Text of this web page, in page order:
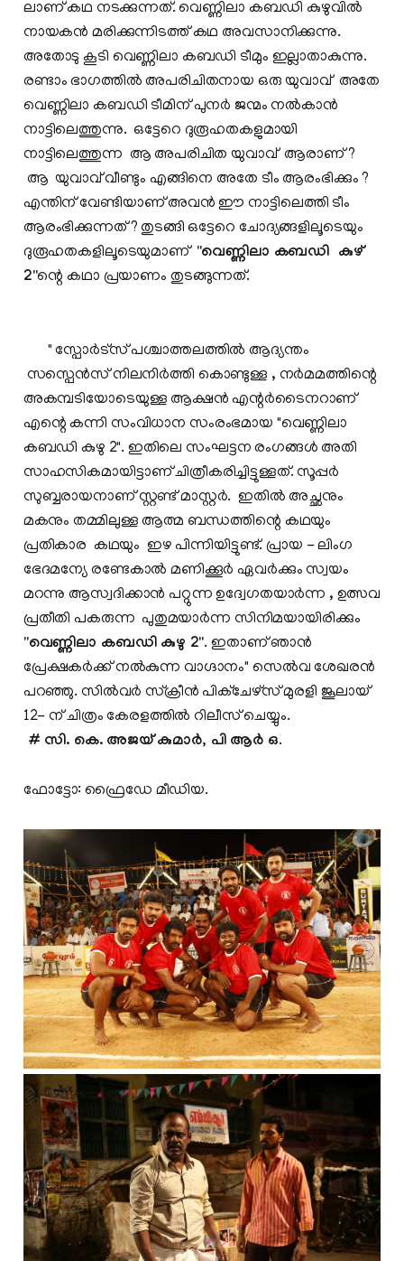
ലാണ് കഥ നടക്കുന്നത്. വെണ്ണിലാ കബഡി കുഴുവിൽ
നായകൻ മരിക്കുന്നിടത്ത് കഥ അവസാനിക്കുന്നു.
അതോടു കൂടി വെണ്ണിലാ കബഡി ടീമും ഇല്ലാതാകുന്നു.
രണ്ടാം ഭാഗത്തിൽ അപരിചിതനായ ഒരു യുവാവ് അതേ
വെണ്ണിലാ കബഡി ടീമിന് പുനർ ജന്മം നൽകാൻ
നാട്ടിലെത്തുന്നു. ഒട്ടേറെ ദുരൂഹതകളുമായി
നാട്ടിലെത്തുന്ന ആ അപരിചിത യുവാവ് ആരാണ് ?
ആ യുവാവ് വീണ്ടും എങ്ങിനെ അതേ ടീം ആരംഭിക്കും ?
എന്തിന് വേണ്ടിയാണ് അവൻ ഈ നാട്ടിലെത്തി ടീം
ആരംഭിക്കുന്നത് ? തുടങ്ങി ഒട്ടേറെ ചോദ്യങ്ങളിലൂടെയും
ദുരൂഹതകളിലൂടെയുമാണ് "വെണ്ണിലാ കബഡി കുഴ്
2"ന്റെ കഥാ പ്രയാണം തുടങ്ങുന്നത്.
" സ്പോർട്സ് പശ്ചാത്തലത്തിൽ ആദ്യന്തം
സസ്പെൻസ് നിലനിർത്തി കൊണ്ടുള്ള , നർമമത്തിന്റെ
അകമ്പടിയോടെയുള്ള ആക്ഷൻ എന്റർടൈനറാണ്
എന്റെ കന്നി സംവിധാന സംരംഭമായ "വെണ്ണിലാ
കബഡി കുഴു 2". ഇതിലെ സംഘട്ടന രംഗങ്ങൾ അതി
സാഹസികമായിട്ടാണ്‌ ചിത്രീകരിച്ചിട്ടുള്ളത്. സൂപ്പർ
സുബ്ബരായനാണ് സ്റ്റണ്ട് മാസ്റ്റർ. ഇതിൽ അച്ഛനും
മകനും തമ്മിലുള്ള ആത്മ ബന്ധത്തിന്റെ കഥയും
പ്രതികാര കഥയും ഇഴ പിന്നിയിട്ടുണ്ട്. പ്രായ - ലിംഗ
ഭേദമന്യേ രണ്ടേകാൽ മണിക്കൂർ ഏവർക്കും സ്വയം
മറന്നു ആസ്വദിക്കാൻ പറ്റുന്ന ഉദ്വേഗതയാർന്ന , ഉത്സവ
പ്രതീതി പകരുന്ന പുതുമയാർന്ന സിനിമയായിരിക്കും
"വെണ്ണിലാ കബഡി കുഴു 2". ഇതാണ് ഞാൻ
പ്രേക്ഷകർക്ക് നൽകുന്ന വാഗ്ദാനം" സെൽവ ശേഖരൻ
പറഞ്ഞു. സിൽവർ സ്ക്രീൻ പിക്ചേഴ്സ് മുരളി ജൂലായ്
12- ന്‌ ചിത്രം കേരളത്തിൽ റിലീസ് ചെയ്യും.
# സി. കെ. അജയ് കുമാർ, പി ആർ ഒ.
ഫോട്ടോ: ഫ്രൈഡേ മീഡിയ.